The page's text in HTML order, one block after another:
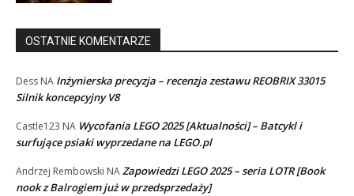
OSTATNIE KOMENTARZE
Dess NA Inżynierska precyzja – recenzja zestawu REOBRIX 33015
Silnik koncepcyjny V8
Castle123 NA Wycofania LEGO 2025 [Aktualności] – Batcykl i
surfujące psiaki wyprzedane na LEGO.pl
Andrzej Rembowski NAZapowiedzi LEGO 2025 – seria LOTR [Book
nook z Balrogiem już w przedsprzedaży]